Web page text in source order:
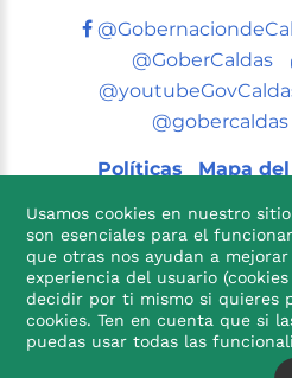
@GoberCaldas
@gobercaldas
Políticas Mapa

Usamos cookies en nuestro
son esenciales para el
que otras nos ayudan a
experiencia del usuario
decidir por ti mismo si quieres
cookies. Ten en cuenta que si
puedas usar todas las